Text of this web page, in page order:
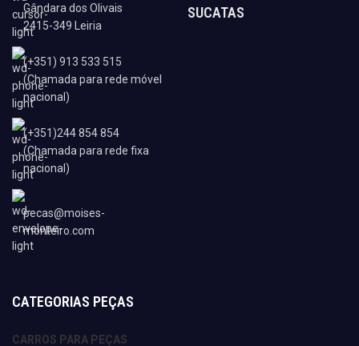
Gândara dos Olivais
2415-349 Leiria
(+351) 913 533 515
(Chamada para rede móvel
nacional)
(+351)244 854 854
(Chamada para rede fixa
nacional)
pecas@moises-
monteiro.com
SUCATAS
CATEGORIAS PEÇAS
CARROS PARA PEÇAS